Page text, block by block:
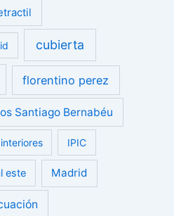
cubierta
florentino perez
Santiago Bernabéu
interiores IPIC
este Madrid